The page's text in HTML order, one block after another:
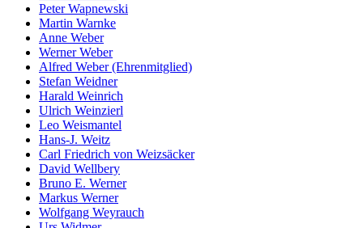
Peter Wapnewski
Martin Warnke
Anne Weber
Werner Weber
Alfred Weber (Ehrenmitglied)
Stefan Weidner
Harald Weinrich
Ulrich Weinzierl
Leo Weismantel
Hans-J. Weitz
Carl Friedrich von Weizsäcker
David Wellbery
Bruno E. Werner
Markus Werner
Wolfgang Weyrauch